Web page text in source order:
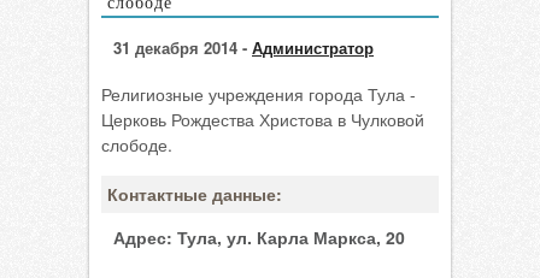
31 декабря 2014 - Администратор
Религиозные учреждения города Тула -
Церковь Рождества Христова в Чулковой
слободе.
Контактные данные:
Адрес: Тула, ул. Карла Маркса, 20